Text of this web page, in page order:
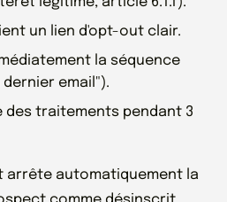
un lien d'opt-out clair.
la séquence
email").
des traitements pendant 3
arrête automatiquement la